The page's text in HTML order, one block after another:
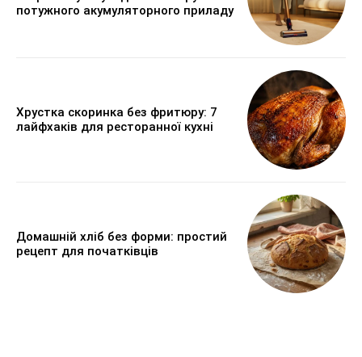
потужного акумуляторного приладу
Хрустка скоринка без фритюру: 7
лайфхаків для ресторанної кухні
Домашній хліб без форми: простий
рецепт для початківців